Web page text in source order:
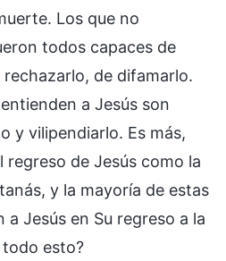
Los que no
todos capaces de
de difamarlo.
a Jesús son
y vilipendiarlo. Es más,
regreso de Jesús como la
y la mayoría de estas
Jesús en Su regreso a la
todo esto?